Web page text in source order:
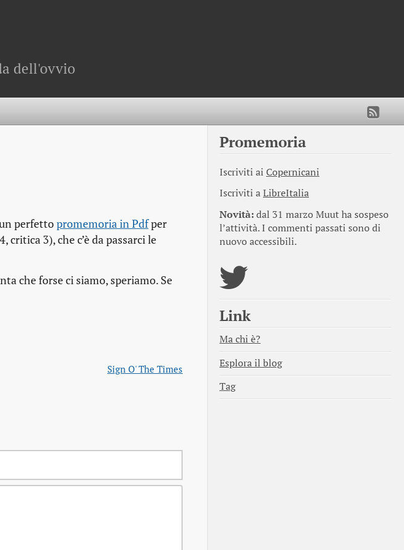
dell'ovvio
perfettopromemoria in Pdfper
critica 3), che c’è da passarci le
che forse ci siamo, speriamo. Se
Sign O' The Times
Promemoria
Iscriviti ai Copernicani
Iscriviti aLibreItalia
Novità:dal 31 marzo Muut ha sospeso
l’attività. I commenti passati sono di
nuovo accessibili.
Link
Ma chi è?
Esplora il blog
Tag